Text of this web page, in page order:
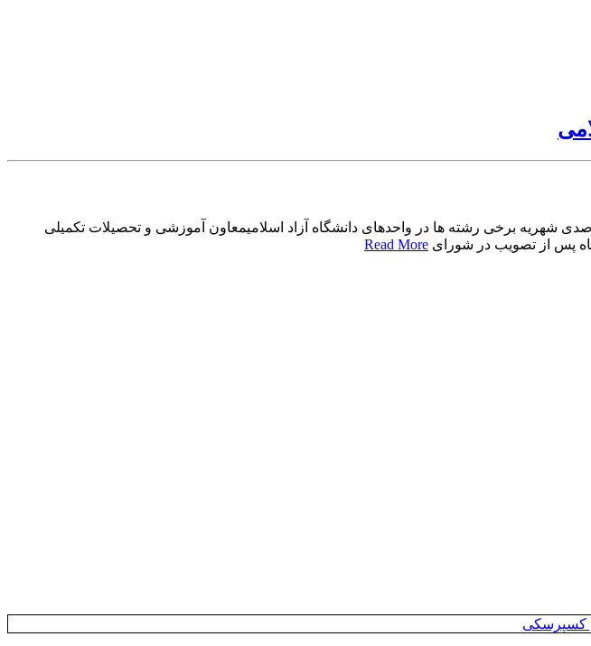
درصدی شهریه برخی رشته ها در واحدهای دانشگاه آزاد اسلامی دکتر رهایی خبر دادکاهش ۵۰ درصدی شهریه برخی رشته ها در واحدهای دانشگاه آزاد اسلامیمعاون آموزشی و تحصیلات تکمیلی
Read More
کسپرسکی